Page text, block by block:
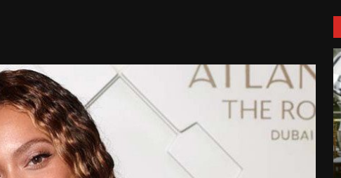
Taylor Swift officieel getrouwd met Travis
Kelce